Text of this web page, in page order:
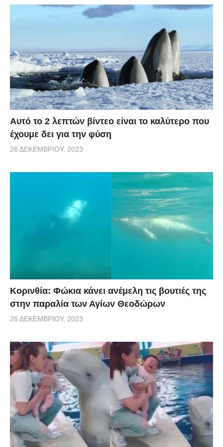
Αυτό το 2 λεπτών βίντεο είναι το καλύτερο που
έχουμε δει για την φύση
26 ΔΕΚΕΜΒΡΊΟΥ, 2023
Κορινθία: Φώκια κάνει ανέμελη τις βουτιές της
στην παραλία των Αγίων Θεοδώρων
26 ΔΕΚΕΜΒΡΊΟΥ, 2023